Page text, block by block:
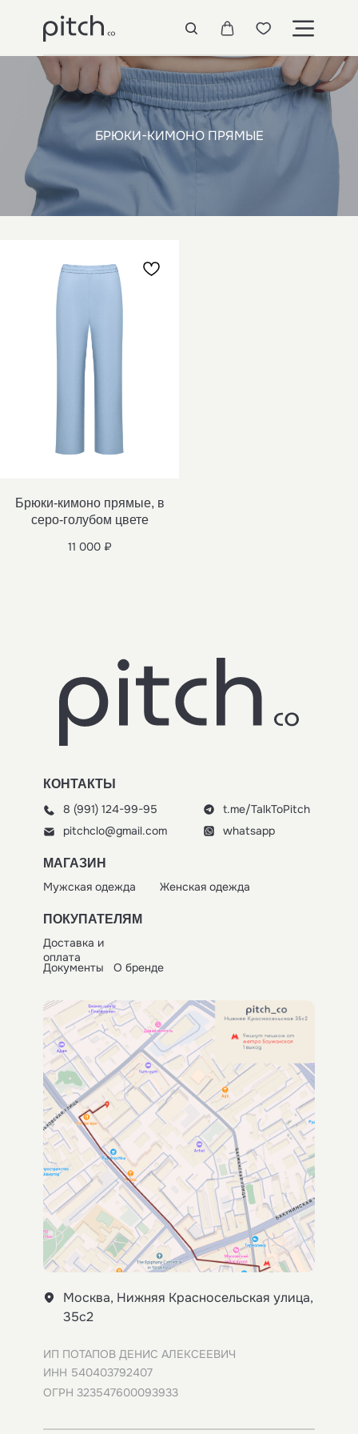
БРЮКИ-КИМОНО ПРЯМЫЕ
Брюки-кимоно прямые, в
серо-голубом цвете
11 000 ₽
whatsapp
t.me/TalkToPitch
pitchclo@gmail.com
8 (991) 124-99-95
МАГАЗИН
Мужская одежда
Доставка и
оплата
Документы
ПОКУПАТЕЛЯМ
КОНТАКТЫ
Москва, Нижняя Красносельская улица,
35с2
Женская одежда
О бренде
ИНН 540403792407
ОГРН 323547600093933
ИП ПОТАПОВ ДЕНИС АЛЕКСЕЕВИЧ